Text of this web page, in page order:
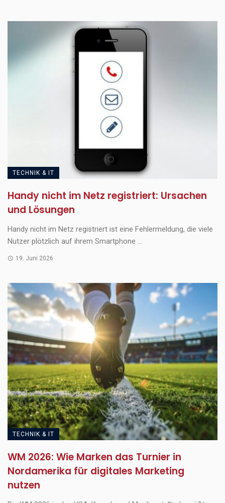
TECHNIK & IT
Handy nicht im Netz registriert: Ursachen
und Lösungen
Handy nicht im Netz registriert ist eine Fehlermeldung, die viele
Nutzer plötzlich auf ihrem Smartphone ...
19. Juni 2026
TECHNIK & IT
WM 2026: Wie Marken das Turnier in
Nordamerika für digitales Marketing
nutzen